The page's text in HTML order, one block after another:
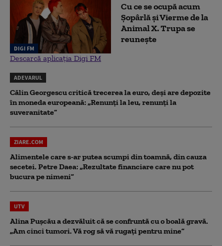
DIGI FM
Cu ce se ocupă acum
Șopârlă și Vierme de la
Animal X. Trupa se
reunește
Descarcă aplicația Digi FM
ADEVARUL
Călin Georgescu critică trecerea la euro, deși are depozite
în moneda europeană: „Renunți la leu, renunți la
suveranitate”
ZIARE.COM
Alimentele care s-ar putea scumpi din toamnă, din cauza
secetei. Petre Daea: „Rezultate financiare care nu pot
bucura pe nimeni”
UTV
Alina Pușcău a dezvăluit că se confruntă cu o boală gravă.
„Am cinci tumori. Vă rog să vă rugați pentru mine”